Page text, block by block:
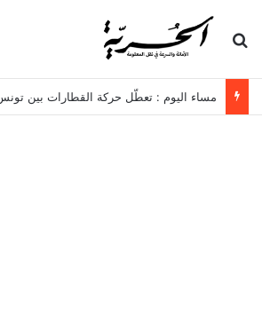
بحث عن
مساء اليوم : تعطّل حركة القطارات بين